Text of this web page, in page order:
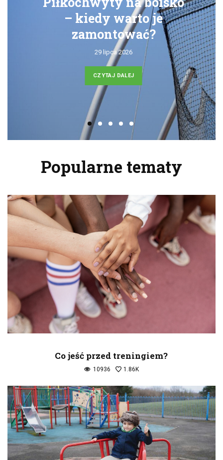
– kiedy warto je
zamontować?
29 lipca 2026
CZYTAJ DALEJ
Popularne tematy
Co jeść przed treningiem?
10936 1.86K